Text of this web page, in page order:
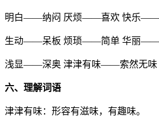
明白——纳闷 厌烦——喜欢 快乐——
生动——呆板 烦琐——简单 华丽——
浅显——深奥 津津有味——索然无味
六、理解词语
津津有味：形容有滋味，有趣味。